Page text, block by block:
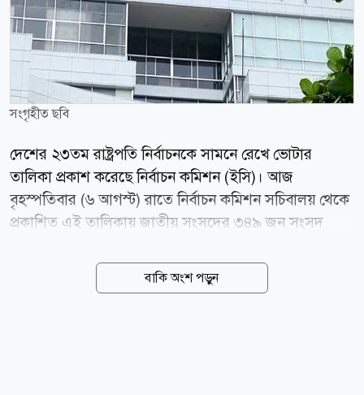
সংগৃহীত ছবি
দেশের ২৩তম রাষ্ট্রপতি নির্বাচনকে সামনে রেখে ভোটার
তালিকা প্রকাশ করেছে নির্বাচন কমিশন (ইসি)। আজ
বৃহস্পতিবার (৬ আগস্ট) রাতে নির্বাচন কমিশন সচিবালয় থেকে
প্রকাশিত এই তালিকায় জাতীয় সংসদের ৩৪৯ জন সংসদ
আগে আজই আনুষ্ঠানিকভাবে দেশের পরবর্তী রাষ্ট্রপতি
নির্বাচনের বহুল প্রতীক্ষিত তফসিল ঘোষণা করে কমিশন।
বাকি অংশ পড়ুন